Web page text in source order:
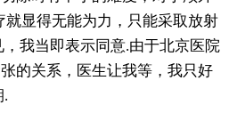
就显得无能为力，只能采取放射
我当即表示同意.由于北京医院
的关系，医生让我等，我只好
.